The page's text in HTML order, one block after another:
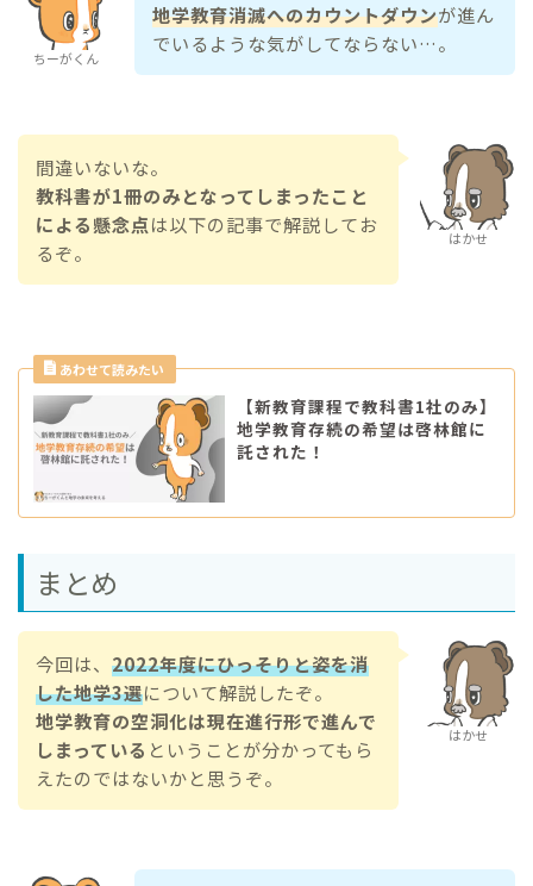
ちーがくん
地学教育消滅へのカウントダウンが進ん
でいるような気がしてならない…。
はかせ
間違いないな。
教科書が1冊のみとなってしまったこと
による懸念点は以下の記事で解説してお
るぞ。
【新教育課程で教科書1社のみ】
地学教育存続の希望は啓林館に
託された！
まとめ
はかせ
今回は、 2022年度にひっそりと姿を消
した地学3選について解説したぞ。
地学教育の空洞化は現在進行形で進んで
しまっている ということが分かってもら
えたのではないかと思うぞ。